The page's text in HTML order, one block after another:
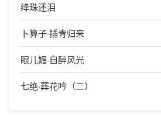
绛珠还泪
卜算子·插青归来
眼儿媚·自醉风光
七绝·葬花吟（二）